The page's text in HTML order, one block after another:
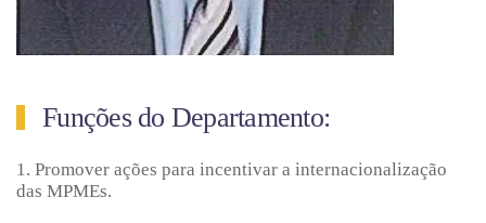
Funções do Departamento:
1. Promover ações para incentivar a internacionalização
das MPMEs.